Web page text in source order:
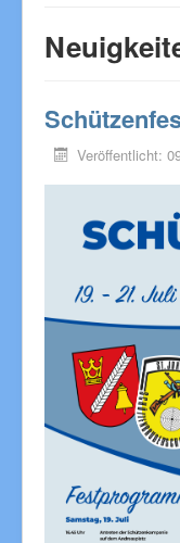
der Vorstand
Termine
Hallenbelegung
Sonnenenergie
Veröffentlicht: